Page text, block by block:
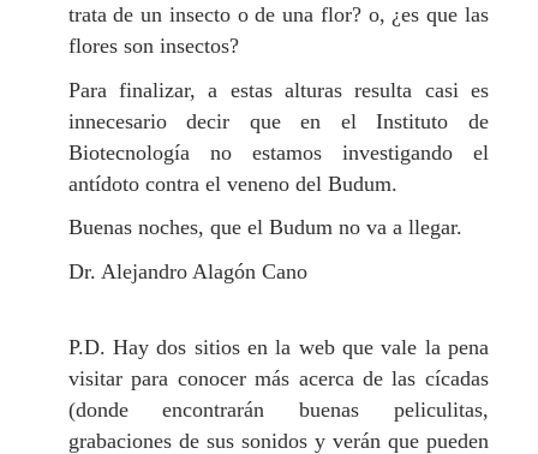
trata de un insecto o de una flor? o, ¿es que las
flores son insectos?
Para finalizar, a estas alturas resulta casi es
innecesario decir que en el Instituto de
Biotecnología no estamos investigando el
antídoto contra el veneno del Budum.
Buenas noches, que el Budum no va a llegar.
Dr. Alejandro Alagón Cano
P.D. Hay dos sitios en la web que vale la pena
visitar para conocer más acerca de las cícadas
(donde encontrarán buenas peliculitas,
grabaciones de sus sonidos y verán que pueden